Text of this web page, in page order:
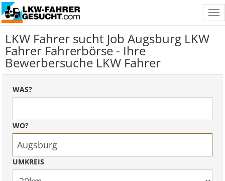
LKW Fahrer sucht Job Augsburg LKW
Fahrer Fahrerbörse - Ihre
Bewerbersuche LKW Fahrer
WAS?
WO?
UMKREIS